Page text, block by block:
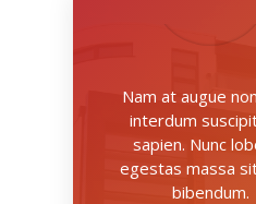
Nam at augue
interdum
sapien. Nunc
egestas massa
bibendum.